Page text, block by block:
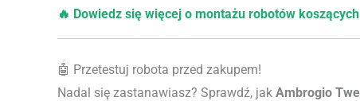
🔥 Dowiedz się więcej o montażu robotów koszących
🤖 Przetestuj robota przed zakupem!
Nadal się zastanawiasz? Sprawdź, jak Ambrogio